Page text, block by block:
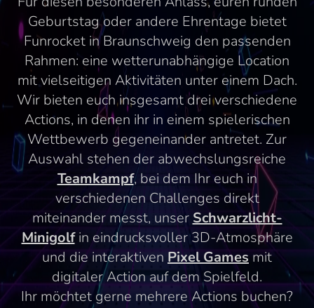
Geburtstag oder andere Ehrentage bietet
Funrocket in Braunschweig den passenden
Rahmen: eine wetterunabhängige Location
mit vielseitigen Aktivitäten unter einem Dach.
Wir bieten euch insgesamt drei verschiedene
Actions, in denen ihr in einem spielerischen
Wettbewerb gegeneinander antretet. Zur
Auswahl stehen der abwechslungsreiche
Teamkampf, bei dem Ihr euch in
verschiedenen Challenges direkt
miteinander messt, unser Schwarzlicht-
Minigolfin eindrucksvoller 3D-Atmosphäre
und die interaktiven Pixel Games mit
digitaler Action auf dem Spielfeld.
Ihr möchtet gerne mehrere Actions buchen?